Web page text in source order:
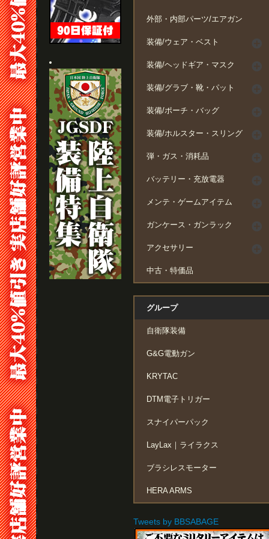
外部・内部パーツ/エアガン
装備/ウェア・ベスト
装備/ヘッドギア・マスク
装備/グラブ・靴・パット
装備/ポーチ・バッグ
装備/ホルスター・スリング
弾・ガス・消耗品
バッテリー・充放電器
メンテ・ゲームアイテム
ガンケース・ガンラック
アクセサリー
中古・特価品
グループ
自衛隊装備
G&G電動ガン
KRYTAC
DTM電子トリガー
スナイパーパック
LayLax｜ライラクス
ブラシレスモーター
HERA ARMS
Tweets by BBSABAGE